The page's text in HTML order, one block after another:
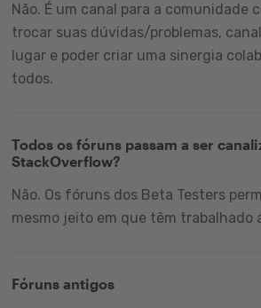
Não. É um canal para a comunidade
trocar suas dúvidas/problemas,
lugar e poder criar uma sinergia
todos.
Todos os fóruns passam a ser
StackOverflow?
Não. Os fóruns dos Beta Testers
mesmo jeito em que têm trabalhado
Fóruns antigos